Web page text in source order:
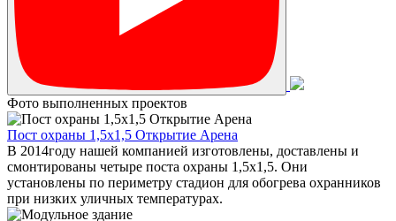
Фото выполненных проектов
Пост охраны 1,5х1,5 Открытие Арена
В 2014году нашей компанией изготовлены, доставлены и
смонтированы четыре поста охраны 1,5х1,5. Они
установлены по периметру стадион для обогрева охранников
при низких уличных температурах.